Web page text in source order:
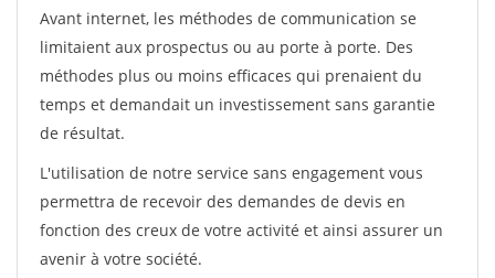
Avant internet, les méthodes de communication se
limitaient aux prospectus ou au porte à porte. Des
méthodes plus ou moins efficaces qui prenaient du
temps et demandait un investissement sans garantie
de résultat.
L'utilisation de notre service sans engagement vous
permettra de recevoir des demandes de devis en
fonction des creux de votre activité et ainsi assurer un
avenir à votre société.